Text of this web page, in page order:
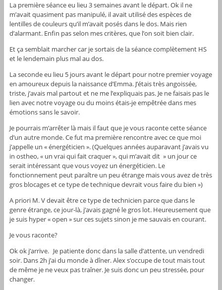
La première séance eu lieu 3 semaines avant le départ. Ok il ne
m’avait quasiment pas manipulé, il avait utilisé des espèces de
lentilles de couleurs qu’il m’avait posés dans le dos. Mais rien
d’alarmant. Enfin pas selon mes critères, que l’on soit bien clair.
Et ça semblait marcher car je sortais de la séance complètement HS
et le lendemain plus mal au dos.
La seconde eu lieu 5 jours avant le départ pour notre premier voyage
en amoureux depuis la naissance d’Emma. J’étais très angoissée,
triste, j’avais mal partout et ne me l’expliquais pas. Je ne faisais pas le
lien avec notre voyage ou du moins étais-je empêtrée dans mes
émotions sans le savoir.
Je pourrais m’arrêter là mais il faut que je vous raconte cette séance
d’un autre monde. Ce fut ma première rencontre avec ce que moi
j’appelle un « énergéticien ». (Quelques années auparavant j’avais vu
in ostheo, « un vrai qui fait craquer », qui m’avait dit » un jour ce
serait intéressant que vous voyez un énergéticien. Le
fonctionnement peut paraître un peu étrange mais vous avez de très
gros blocages et ce type de technique devrait vous faire du bien »)
A priori M. V devait être ce type de technicien parce que dans le
genre étrange, ce jour-là, j’avais gagné le gros lot. Heureusement que
je suis hyper « open » sur ces sujets sinon je me sauvais en courant.
Je vous raconte?
Ok ok j’arrive. Je patiente donc dans la salle d’attente, un vendredi
soir. Dans 2h j’ai du monde à dîner. Alex s’occupe de tout mais tout
de même je ne veux pas traîner. Je suis donc un peu stressée, pour
changer.